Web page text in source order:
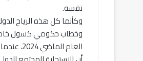
نفسه.
وكأنما كل هذه الرياح
وخطاب حكومي كسول خامل..
العام